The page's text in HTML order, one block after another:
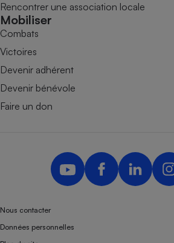
Rencontrer une association locale
Mobiliser
Combats
Victoires
Devenir adhérent
Devenir bénévole
Faire un don
Nous contacter
Données personnelles